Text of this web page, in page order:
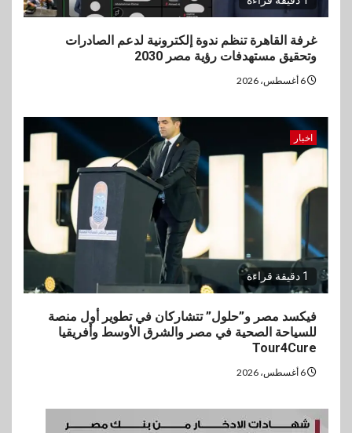
غرفة القاهرة تنظم ندوة إلكترونية لدعم الصادرات
وتحقيق مستهدفات رؤية مصر 2030
اخبار
1 دقيقة قراءة
فيكسد مصر و”حلول” تتشاركان في تطوير أول منصة
للسياحة الصحية في مصر والشرق الأوسط وأفريقيا
Tour4Cure